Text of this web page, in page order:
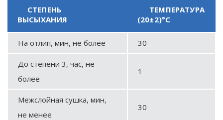
СТЕПЕНЬ
ВЫСЫХАНИЯ
ТЕМПЕРАТУРА
(20±2)°С
На отлип, мин, не более 30
До степени 3, час, не
более
1
Межслойная сушка, мин,
не менее
30